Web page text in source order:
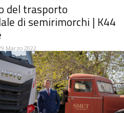
del trasporto
di semirimorchi | K44
Marzo 2022